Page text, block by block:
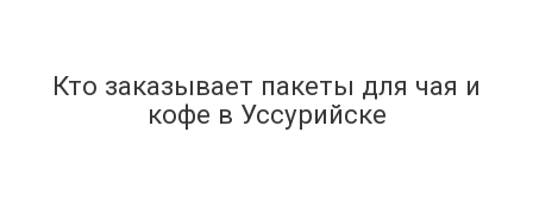
Кто заказывает пакеты для чая и
кофе в Уссурийске